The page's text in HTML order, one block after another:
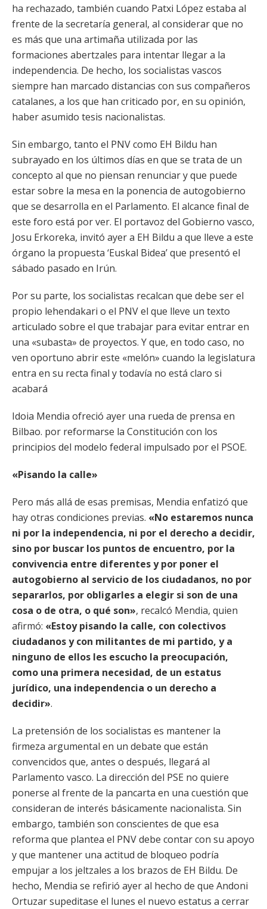
ha rechazado, también cuando Patxi López estaba al
frente de la secretaría general, al considerar que no
es más que una artimaña utilizada por las
formaciones abertzales para intentar llegar a la
independencia. De hecho, los socialistas vascos
siempre han marcado distancias con sus compañeros
catalanes, a los que han criticado por, en su opinión,
haber asumido tesis nacionalistas.
Sin embargo, tanto el PNV como EH Bildu han
subrayado en los últimos días en que se trata de un
concepto al que no piensan renunciar y que puede
estar sobre la mesa en la ponencia de autogobierno
que se desarrolla en el Parlamento. El alcance final de
este foro está por ver. El portavoz del Gobierno vasco,
Josu Erkoreka, invitó ayer a EH Bildu a que lleve a este
órgano la propuesta ‘Euskal Bidea’ que presentó el
sábado pasado en Irún.
Por su parte, los socialistas recalcan que debe ser el
propio lehendakari o el PNV el que lleve un texto
articulado sobre el que trabajar para evitar entrar en
una «subasta» de proyectos. Y que, en todo caso, no
ven oportuno abrir este «melón» cuando la legislatura
entra en su recta final y todavía no está claro si
acabará
Idoia Mendia ofreció ayer una rueda de prensa en
Bilbao. por reformarse la Constitución con los
principios del modelo federal impulsado por el PSOE.
«Pisando la calle»
Pero más allá de esas premisas, Mendia enfatizó que
hay otras condiciones previas. «No estaremos nunca
ni por la independencia, ni por el derecho a decidir,
sino por buscar los puntos de encuentro, por la
convivencia entre diferentes y por poner el
autogobierno al servicio de los ciudadanos, no por
separarlos, por obligarles a elegir si son de una
cosa o de otra, o qué son», recalcó Mendia, quien
afirmó: «Estoy pisando la calle, con colectivos
ciudadanos y con militantes de mi partido, y a
ninguno de ellos les escucho la preocupación,
como una primera necesidad, de un estatus
jurídico, una independencia o un derecho a
decidir».
La pretensión de los socialistas es mantener la
firmeza argumental en un debate que están
convencidos que, antes o después, llegará al
Parlamento vasco. La dirección del PSE no quiere
ponerse al frente de la pancarta en una cuestión que
consideran de interés básicamente nacionalista. Sin
embargo, también son conscientes de que esa
reforma que plantea el PNV debe contar con su apoyo
y que mantener una actitud de bloqueo podría
empujar a los jeltzales a los brazos de EH Bildu. De
hecho, Mendia se refirió ayer al hecho de que Andoni
Ortuzar supeditase el lunes el nuevo estatus a cerrar